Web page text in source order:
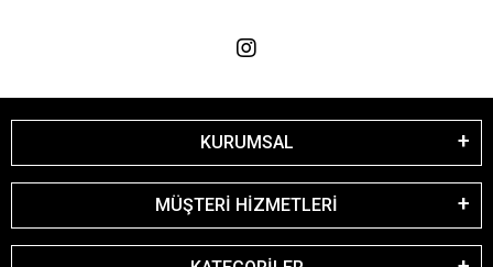
KURUMSAL
MÜŞTERİ HİZMETLERİ